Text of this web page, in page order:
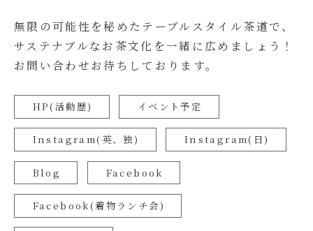
無限の可能性を秘めたテーブルスタイル茶道で、
サステナブルなお茶文化を一緒に広めましょう！
お問い合わせお待ちしております。
HP(活動歴) イベント予定
Instagram(英、独) Instagram(日)
Blog Facebook
Facebook(着物ランチ会)